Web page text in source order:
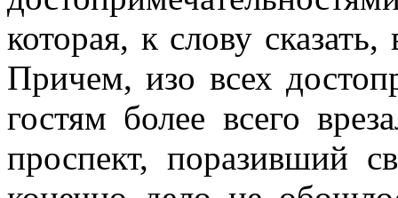
которая, к слову
Причем, изо всех
гостям более всего
проспект, поразивший